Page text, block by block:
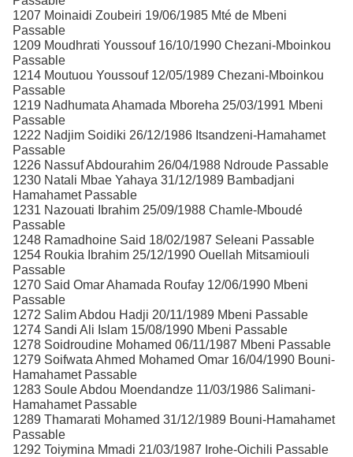
1207 Moinaidi Zoubeiri 19/06/1985 Mté de Mbeni
Passable
1209 Moudhrati Youssouf 16/10/1990 Chezani-Mboinkou
Passable
1214 Moutuou Youssouf 12/05/1989 Chezani-Mboinkou
Passable
1219 Nadhumata Ahamada Mboreha 25/03/1991 Mbeni
Passable
1222 Nadjim Soidiki 26/12/1986 Itsandzeni-Hamahamet
Passable
1226 Nassuf Abdourahim 26/04/1988 Ndroude Passable
1230 Natali Mbae Yahaya 31/12/1989 Bambadjani
Hamahamet Passable
1231 Nazouati Ibrahim 25/09/1988 Chamle-Mboudé
Passable
1248 Ramadhoine Said 18/02/1987 Seleani Passable
1254 Roukia Ibrahim 25/12/1990 Ouellah Mitsamiouli
Passable
1270 Said Omar Ahamada Roufay 12/06/1990 Mbeni
Passable
1272 Salim Abdou Hadji 20/11/1989 Mbeni Passable
1274 Sandi Ali Islam 15/08/1990 Mbeni Passable
1278 Soidroudine Mohamed 06/11/1987 Mbeni Passable
1279 Soifwata Ahmed Mohamed Omar 16/04/1990 Bouni-
Hamahamet Passable
1283 Soule Abdou Moendandze 11/03/1986 Salimani-
Hamahamet Passable
1289 Thamarati Mohamed 31/12/1989 Bouni-Hamahamet
Passable
1292 Toiymina Mmadi 21/03/1987 Irohe-Oichili Passable